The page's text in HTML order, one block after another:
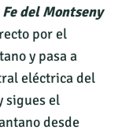
del Montseny
por el
y pasa a
eléctrica del
sigues el
desde